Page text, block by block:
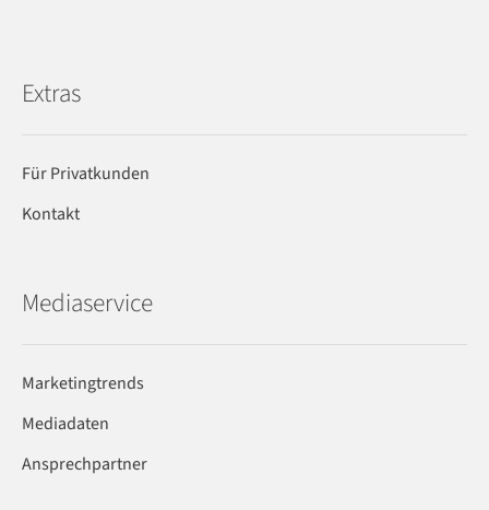
Extras
Für Privatkunden
Kontakt
Mediaservice
Marketingtrends
Mediadaten
Ansprechpartner